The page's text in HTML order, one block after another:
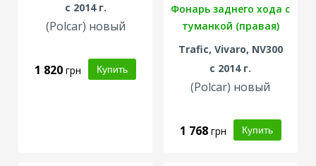
с 2014 г.
(Polcar) новый
1 820грн
Фонарь заднего хода с
туманкой (правая)
Trafic, Vivaro, NV300
с 2014 г.
(Polcar) новый
1 768 грн